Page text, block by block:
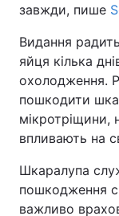
Економіка
Спорт
Техно і зв'язок
Зброя
Цікавинки
завжди, пише
Видання
яйця кілька
охолодження.
пошкодити
мікротріщини,
впливають на
Шкаралупа
пошкодження
важливо